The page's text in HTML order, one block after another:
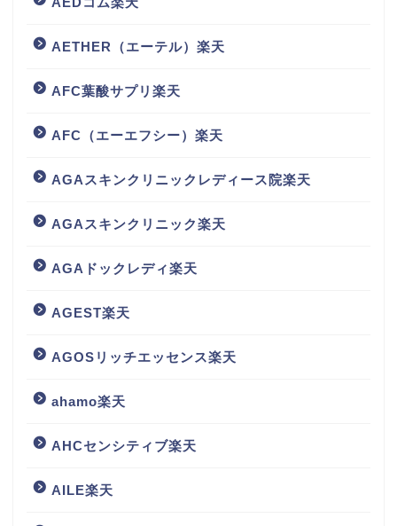
AETHER（エーテル）楽天
AFC葉酸サプリ楽天
AFC（エーエフシー）楽天
AGAスキンクリニックレディース院楽天
AGAスキンクリニック楽天
AGAドックレディ楽天
AGEST楽天
AGOSリッチエッセンス楽天
ahamo楽天
AHCセンシティブ楽天
AILE楽天